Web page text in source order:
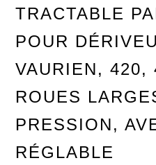
TRACTABLE
POUR
VAURIEN, 420,
ROUES
PRESSION,
RÉGLABLE